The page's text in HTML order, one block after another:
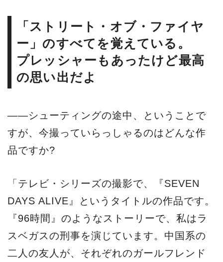
「ストリート・オブ・ファイヤ
ー」のすべてを覚えている。
プレッシャーもあったけど最高
の思い出だよ
――シューティングの途中、ということで
すが、今撮っていらっしゃるのはどんな作
品ですか?
「テレビ・シリーズの撮影で、『SEVEN
DAYS ALIVE』というタイトルの作品です。
『96時間』のようなストーリーで、私はラ
スベガスの刑事を演じています。中国系の
二人の友人が、それぞれのガールフレンド